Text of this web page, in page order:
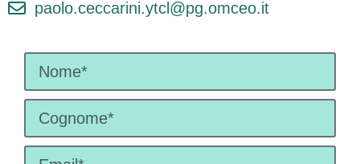
paolo.ceccarini.ytcl@pg.omceo.it